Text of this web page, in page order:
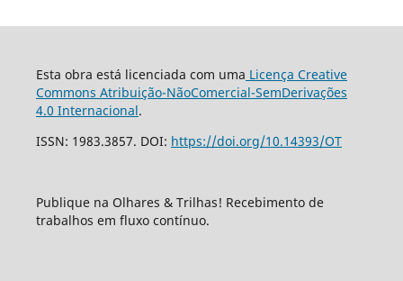
Esta obra está licenciada com uma Licença Creative
Commons Atribuição-NãoComercial-SemDerivações
4.0 Internacional.
ISSN: 1983.3857. DOI: https://doi.org/10.14393/OT
Publique na Olhares & Trilhas! Recebimento de
trabalhos em fluxo contínuo.